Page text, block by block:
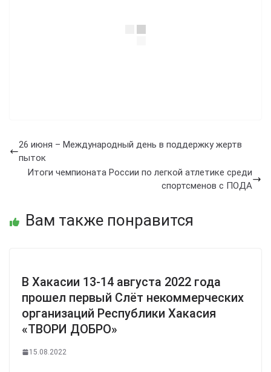
26 июня – Международный день в поддержку жертв
пыток
Итоги чемпионата России по легкой атлетике среди
спортсменов с ПОДА
Вам также понравится
В Хакасии 13-14 августа 2022 года
прошел первый Слёт некоммерческих
организаций Республики Хакасия
«ТВОРИ ДОБРО»
15.08.2022